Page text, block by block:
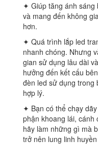
✦ Giúp tăng ánh sáng
và mang đến không
hơn.
✦ Quá trình lắp led
nhanh chóng. Nhưng
gian sử dụng lâu dài
hưởng đến kết cấu
đèn led sử dụng trong
hợp lý.
✦ Bạn có thể chạy
phận khoang lái,
hãy làm những gì mà
trở nên lung linh